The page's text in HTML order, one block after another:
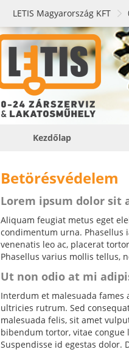
LETIS Magyarország KFT
Kezdőlap
Betörésvédelem
Lorem ipsum dolor sit
Aliquam feugiat metus eget
condimentum urna. Phasellus
venenatis leo ac, placerat
Phasellus varius mollis tellus,
Ut non odio at mi
Interdum et malesuada
ultricies rutrum. Sed
malesuada felis, sit amet
bibendum tortor, vitae
Suspendisse id egestas dolor.